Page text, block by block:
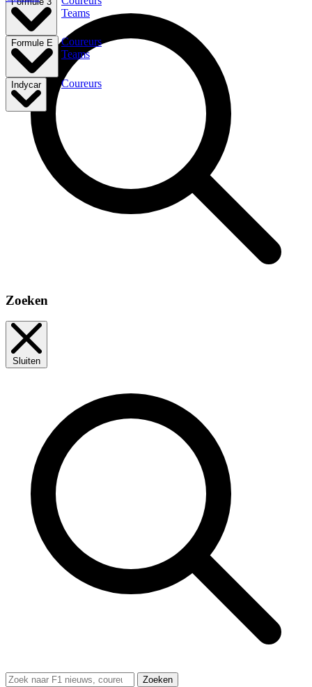
Teams
Formule E
Coureurs
Teams
Indycar Coureurs
Zoeken
Sluiten
Zoeken